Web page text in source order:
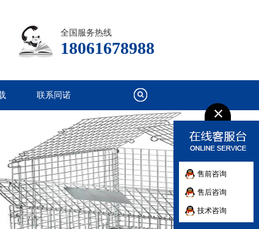
全国服务热线
18061678988
联系同诺
售前咨询
售后咨询
技术咨询